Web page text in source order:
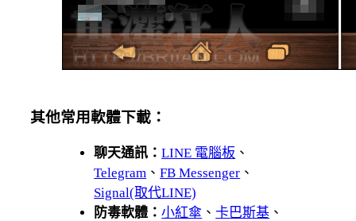
其他常用軟體下載：
聊天通訊：LINE 電腦板 、
Telegram 、FB Messenger 、
Signal(取代LINE)
防毒軟體：小紅傘 、卡巴斯基 、